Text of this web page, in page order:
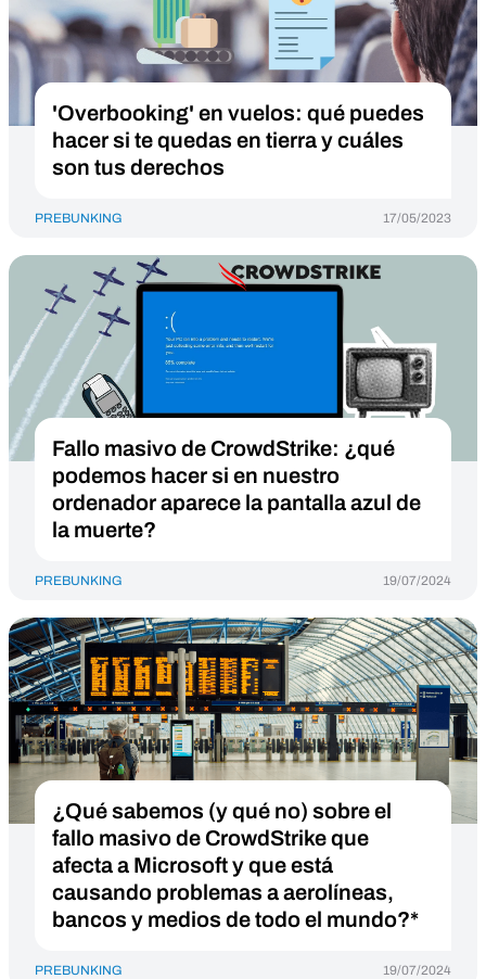
'Overbooking' en vuelos: qué puedes
hacer si te quedas en tierra y cuáles
son tus derechos
PREBUNKING 17/05/2023
Fallo masivo de CrowdStrike: ¿qué
podemos hacer si en nuestro
ordenador aparece la pantalla azul de
la muerte?
PREBUNKING 19/07/2024
¿Qué sabemos (y qué no) sobre el
fallo masivo de CrowdStrike que
afecta a Microsoft y que está
causando problemas a aerolíneas,
bancos y medios de todo el mundo?*
PREBUNKING 19/07/2024